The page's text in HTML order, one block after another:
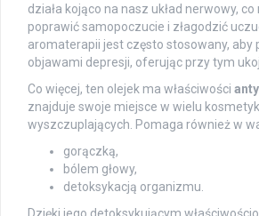
działa kojąco na nasz układ nerwowy,
poprawić samopoczucie i złagodzić
aromaterapii jest często stosowany, aby
objawami depresji, oferując przy tym
Co więcej, ten olejek ma właściwości
znajduje swoje miejsce w wielu
wyszczuplających. Pomaga również w
gorączką,
bólem głowy,
detoksykacją organizmu.